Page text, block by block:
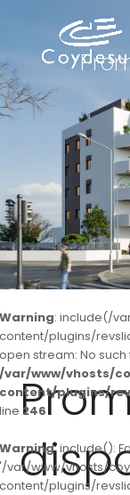
Warning: include(/
content/plugins/
open stream: No
/var/www/vhosts/
content/plugins/
line 246
Warning: include():
'/var/www/vhosts/
content/plugins/